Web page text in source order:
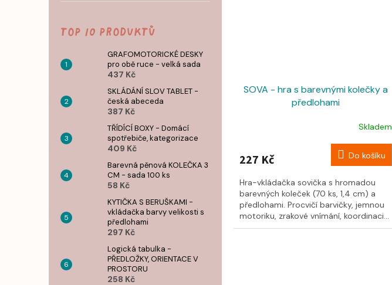
Top 10 produktů
GRAFOMOTORICKÉ DESKY
pro obě ruce - velká sada
437 Kč
SKLÁDÁNÍ SLOV TABLET -
česká abeceda
387 Kč
TŘÍDÍCÍ BOXY - Domácí
spotřebiče, kategorizace
409 Kč
Barevná pěnová KOLEČKA 3
CM - sada 100 ks
58 Kč
KYTIČKA S BERUŠKAMI -
vkládačka barvy velikosti s
předlohami
297 Kč
Logická tabulka -
PŘEDLOŽKY, ORIENTACE V
PROSTORU
258 Kč
SOVA - hra s barevnými kolečky a
předlohami
Skladem
227 Kč Do košíku
Hra-vkládačka sovička s hromadou
barevných koleček (70 ks, 1,4 cm) a
předlohami. Procvičí barvičky, jemnou
motoriku, zrakové vnímání, koordinaci...